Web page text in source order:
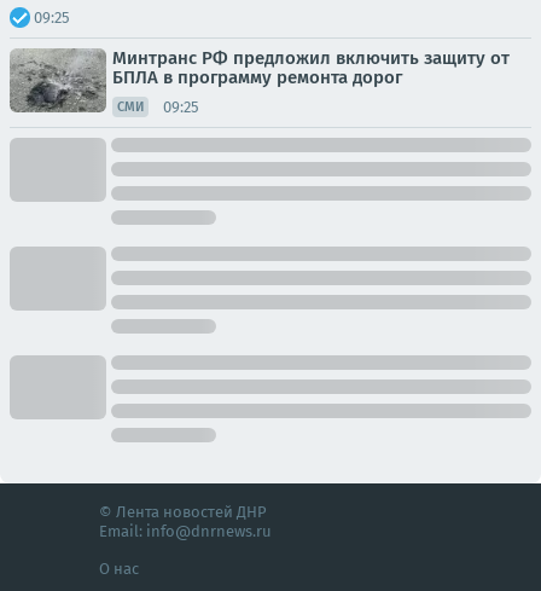
09:25
Минтранс РФ предложил включить защиту от
БПЛА в программу ремонта дорог
СМИ 09:25
© Лента новостей ДНР
Email: info@dnrnews.ru
О нас